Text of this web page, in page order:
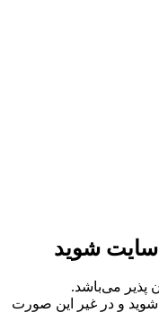
سایت شوید
پذیر می‌باشد.
و در غیر این صورت